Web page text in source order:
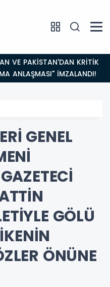
ANLAŞMASI" İMZALANDI!
GENEL
GÖLÜ
ÖNÜNE